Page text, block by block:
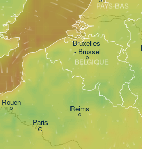
Bruxelles
- Brussel
Reims
Rouen
PAYS-BAS
BELGIQUE
Paris